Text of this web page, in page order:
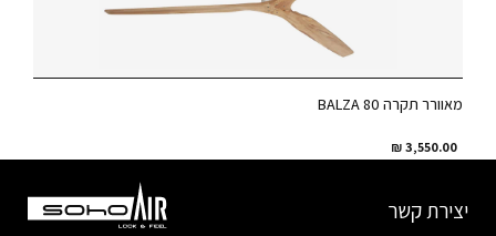
מאוורר תקרה 80 BALZA
3,550.00
₪
יצירת קשר